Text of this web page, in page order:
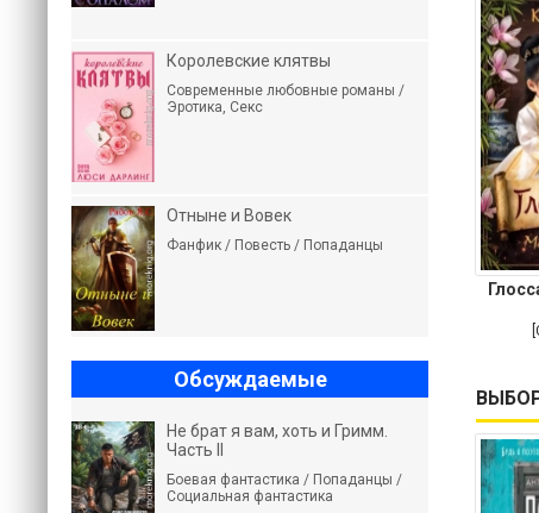
Королевские клятвы
Современные любовные романы /
Эротика, Секс
Отныне и Вовек
Фанфик / Повесть / Попаданцы
Обсуждаемые
Не брат я вам, хоть и Гримм.
Часть II
Боевая фантастика / Попаданцы /
Социальная фантастика